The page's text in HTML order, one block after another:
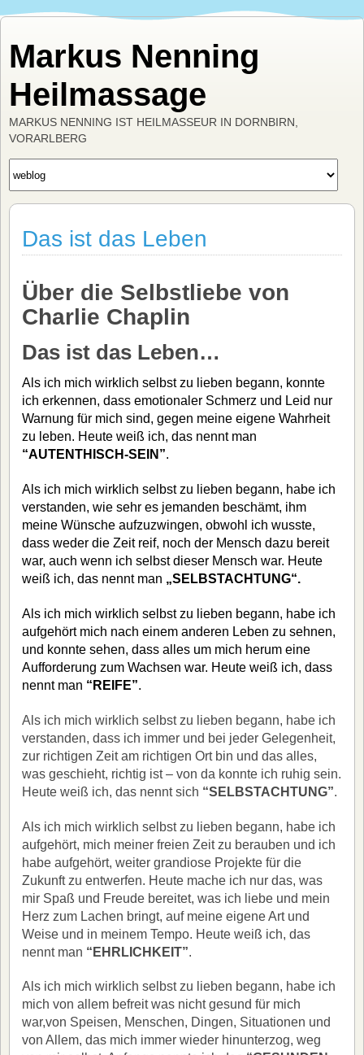
Markus Nenning
Heilmassage
MARKUS NENNING IST HEILMASSEUR IN DORNBIRN,
VORARLBERG
Das ist das Leben
Über die Selbstliebe von
Charlie Chaplin
Das ist das Leben…
Als ich mich wirklich selbst zu lieben begann, konnte
ich erkennen, dass emotionaler Schmerz und Leid nur
Warnung für mich sind, gegen meine eigene Wahrheit
zu leben. Heute weiß ich, das nennt man
“AUTENTHISCH-SEIN”.
Als ich mich wirklich selbst zu lieben begann, habe ich
verstanden, wie sehr es jemanden beschämt, ihm
meine Wünsche aufzuzwingen, obwohl ich wusste,
dass weder die Zeit reif, noch der Mensch dazu bereit
war, auch wenn ich selbst dieser Mensch war. Heute
weiß ich, das nennt man „SELBSTACHTUNG“.
Als ich mich wirklich selbst zu lieben begann, habe ich
aufgehört mich nach einem anderen Leben zu sehnen,
und konnte sehen, dass alles um mich herum eine
Aufforderung zum Wachsen war. Heute weiß ich, dass
nennt man “REIFE”.
Als ich mich wirklich selbst zu lieben begann, habe ich
verstanden, dass ich immer und bei jeder Gelegenheit,
zur richtigen Zeit am richtigen Ort bin und das alles,
was geschieht, richtig ist – von da konnte ich ruhig sein.
Heute weiß ich, das nennt sich “SELBSTACHTUNG”.
Als ich mich wirklich selbst zu lieben begann, habe ich
aufgehört, mich meiner freien Zeit zu berauben und ich
habe aufgehört, weiter grandiose Projekte für die
Zukunft zu entwerfen. Heute mache ich nur das, was
mir Spaß und Freude bereitet, was ich liebe und mein
Herz zum Lachen bringt, auf meine eigene Art und
Weise und in meinem Tempo. Heute weiß ich, das
nennt man “EHRLICHKEIT”.
Als ich mich wirklich selbst zu lieben begann, habe ich
mich von allem befreit was nicht gesund für mich
war,von Speisen, Menschen, Dingen, Situationen und
von Allem, das mich immer wieder hinunterzog, weg